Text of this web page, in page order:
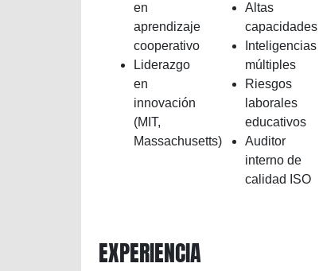
en
aprendizaje
cooperativo
Liderazgo
en
innovación
(MIT,
Massachusetts)
Altas
capacidades
Inteligencias
múltiples
Riesgos
laborales
educativos
Auditor
interno de
calidad ISO
EXPERIENCIA